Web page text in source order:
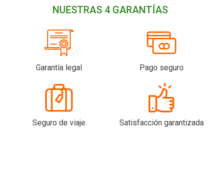
NUESTRAS 4 GARANTÍAS
Garantía legal Pago seguro
Seguro de viaje Satisfacción garantizada